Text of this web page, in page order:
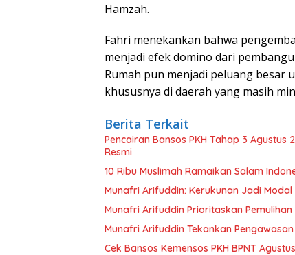
Hamzah.
Fahri menekankan bahwa
menjadi efek domino dari
Rumah pun menjadi peluang besar
khususnya di daerah yang masih
Berita Terkait
Pencairan Bansos PKH Tahap 3
Resmi
10 Ribu Muslimah Ramaikan Salam
Munafri Arifuddin: Kerukunan Jadi Modal
Munafri Arifuddin Prioritaskan
Munafri Arifuddin Tekankan
Cek Bansos Kemensos PKH BPNT